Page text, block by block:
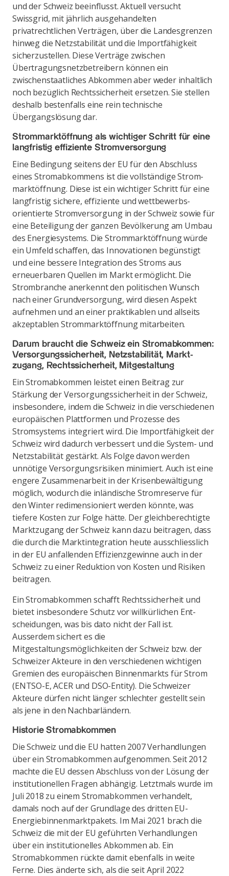
und der Schweiz beeinflusst. Aktuell versucht
Swissgrid, mit jährlich ausgehandelten
privatrechtlichen Verträgen, über die Landesgrenzen
hinweg die Netzstabilität und die Importfähigkeit
sicherzustellen. Diese Verträge zwischen
Übertragungsnetzbetreibern können ein
zwischenstaatliches Abkommen aber weder inhaltlich
noch bezüglich Rechtssicherheit ersetzen. Sie stellen
deshalb besten­falls eine rein technische
Übergangslösung dar.
Strommarktöffnung als wichtiger Schritt für eine
langfristig effiziente Stromversorgung
Eine Bedingung seitens der EU für den Abschluss
eines Stromabkommens ist die vollständige Strom­
marktöffnung. Diese ist ein wichtiger Schritt für eine
langfristig sichere, effiziente und wettbewerbs­
orientierte Stromversorgung in der Schweiz sowie für
eine Beteiligung der ganzen Bevölkerung am Umbau
des Energiesystems. Die Strommarktöffnung würde
ein Umfeld schaffen, das Innovationen begünstigt
und eine bessere Integration des Stroms aus
erneuerbaren Quellen im Markt ermöglicht. Die
Strombranche anerkennt den politischen Wunsch
nach einer Grundversorgung, wird diesen Aspekt
aufnehmen und an einer praktikablen und allseits
akzeptablen Strommarktöffnung mitarbeiten.
Darum braucht die Schweiz ein Stromabkommen:
Versorgungssicherheit, Netzstabilität, Markt­
zugang, Rechts­sicherheit, Mitgestaltung
Ein Stromabkommen leistet einen Beitrag zur
Stärkung der Versorgungssicherheit in der Schweiz,
ins­besondere, indem die Schweiz in die verschiedenen
europäischen Plattformen und Prozesse des
Stromsystems integriert wird. Die Importfähigkeit der
Schweiz wird dadurch verbessert und die System- und
Netzstabilität gestärkt. Als Folge davon werden
unnötige Versorgungsrisiken minimiert. Auch ist eine
engere Zusammenarbeit in der Krisenbewältigung
möglich, wodurch die inländische Stromreserve für
den Winter redimensioniert werden könnte, was
tiefere Kosten zur Folge hätte. Der gleichberechtigte
Markt­zugang der Schweiz kann dazu beitragen, dass
die durch die Marktintegration heute ausschliesslich
in der EU anfallenden Effizienzgewinne auch in der
Schweiz zu einer Reduktion von Kosten und Risiken
bei­tragen.
Ein Stromabkommen schafft Rechtssicherheit und
bietet insbesondere Schutz vor willkürlichen Ent­
scheidungen, was bis dato nicht der Fall ist.
Ausserdem sichert es die
Mitgestaltungsmöglichkeiten der Schweiz bzw. der
Schweizer Akteure in den verschiedenen wichtigen
Gremien des europäischen Binnenmarkts für Strom
(ENTSO-E, ACER und DSO-Entity). Die Schweizer
Akteure dürfen nicht länger schlechter gestellt sein
als jene in den Nachbarländern.
Historie Stromabkommen
Die Schweiz und die EU hatten 2007 Verhandlungen
über ein Stromabkommen aufgenommen. Seit 2012
machte die EU dessen Abschluss von der Lösung der
institutionellen Fragen abhängig. Letztmals wurde im
Juli 2018 zu einem Stromabkommen verhandelt,
damals noch auf der Grundlage des dritten EU-
Energiebinnenmarktpakets. Im Mai 2021 brach die
Schweiz die mit der EU geführten Verhandlungen
über ein institutionelles Abkommen ab. Ein
Stromabkommen rückte damit ebenfalls in weite
Ferne. Dies änderte sich, als die seit April 2022